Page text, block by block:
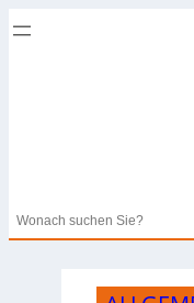
Search